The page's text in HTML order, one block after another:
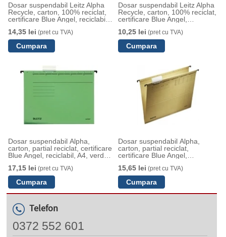
Dosar suspendabil Leitz Alpha
Recycle, carton, 100% reciclat,
certificare Blue Angel, reciclabil,
14,35 lei (pret cu TVA)
Dosar suspendabil Leitz Alpha
Recycle, carton, 100% reciclat,
certificare Blue Angel,
10,25 lei (pret cu TVA)
Dosar suspendabil Alpha,
carton, partial reciclat, certificare
Blue Angel, reciclabil, A4, verde,
17,15 lei (pret cu TVA)
Dosar suspendabil Alpha,
carton, partial reciclat,
certificare Blue Angel,
15,65 lei (pret cu TVA)
Telefon
0372 552 601